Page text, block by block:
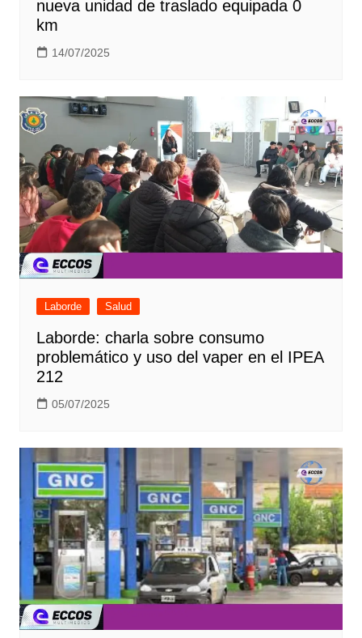
nueva unidad de traslado equipada 0
km
14/07/2025
Laborde Salud
Laborde: charla sobre consumo
problemático y uso del vaper en el IPEA
212
05/07/2025